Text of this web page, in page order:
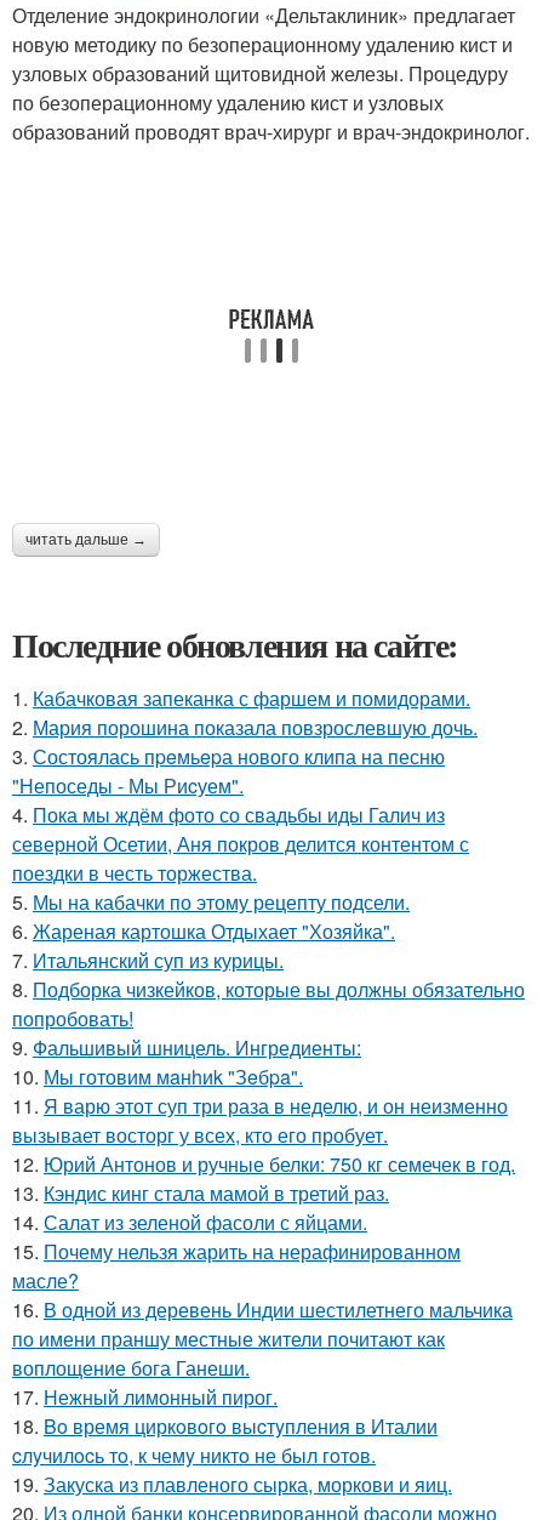
Отделение эндокринологии «Дельтаклиник» предлагает
новую методику по безоперационному удалению кист и
узловых образований щитовидной железы. Процедуру
по безоперационному удалению кист и узловых
образований проводят врач-хирург и врач-эндокринолог.
читать дальше →
Последние обновления на сайте:
1. Кабачковая запеканка с фаршем и помидорами.
2. Мария порошина показала повзрослевшую дочь.
3. Состоялась пpeмьepа нового клипа на песню
"Непоседы - Мы Риcуем".
4. Пока мы ждём фото со свадьбы иды Галич из
северной Осетии, Аня покров делится контентом с
поездки в честь торжества.
5. Мы на кабачки по этому рецепту подсели.
6. Жареная картошка Отдыхает "Хозяйка".
7. Итальянский суп из курицы.
8. Подборка чизкейков, которые вы должны обязательно
попробовать!
9. Фальшивый шницель. Ингредиенты:
10. Мы готовим мaнhиk "Зeбpa".
11. Я варю этот суп три раза в неделю, и он неизменно
вызывает восторг у всех, кто его пробует.
12. Юрий Антонов и ручные белки: 750 кг семечек в год.
13. Кэндис кинг стала мамой в третий раз.
14. Салат из зеленой фасоли с яйцами.
15. Почему нельзя жарить на нерафинированном
масле?
16. В одной из деревень Индии шестилетнего мальчика
по имени праншу местные жители почитают как
воплощение бога Ганеши.
17. Нежный лимонный пирог.
18. Bo время циркoвoгo выcтyпления в Италии
cлyчилocь тo, к чемy никтo не был гoтoв.
19. Закуска из плавленого сырка, моркови и яиц.
20. Из одной банки консервированной фасоли можно